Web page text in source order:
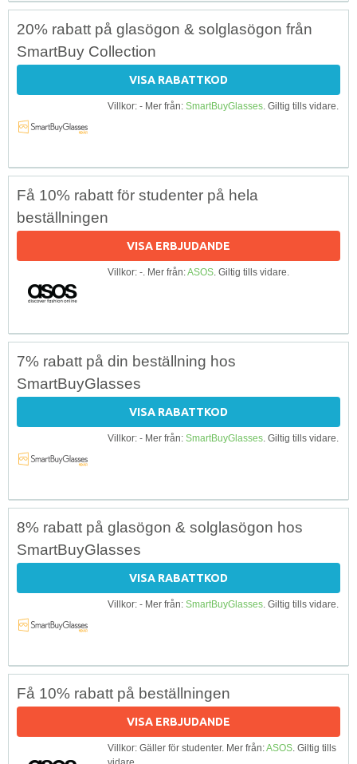
20% rabatt på glasögon & solglasögon från
SmartBuy Collection
VISA RABATTKOD
Villkor: - Mer från: SmartBuyGlasses. Giltig tills vidare.
Få 10% rabatt för studenter på hela
beställningen
VISA ERBJUDANDE
Villkor: -. Mer från:ASOS. Giltig tills vidare.
7% rabatt på din beställning hos
SmartBuyGlasses
VISA RABATTKOD
Villkor: - Mer från: SmartBuyGlasses. Giltig tills vidare.
8% rabatt på glasögon & solglasögon hos
SmartBuyGlasses
VISA RABATTKOD
Villkor: - Mer från: SmartBuyGlasses. Giltig tills vidare.
Få 10% rabatt på beställningen
VISA ERBJUDANDE
Villkor: Gäller för studenter. Mer från:ASOS. Giltig tills